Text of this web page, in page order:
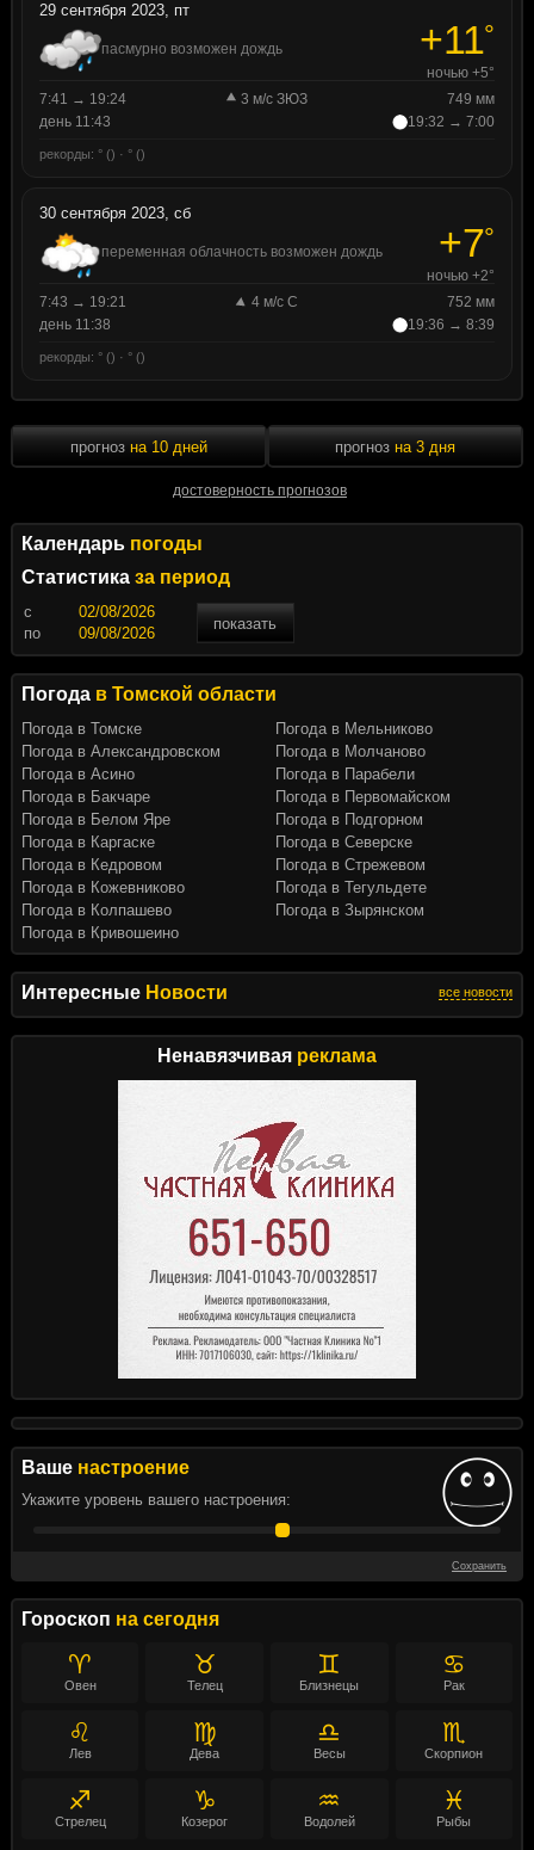
Интересные Новости все новости
Ненавязчивая реклама
Ваше настроение
Укажите уровень вашего настроения:
Сохранить
Гороскоп на сегодня
♈
Овен
♉
Телец
♊
Близнецы
♋
Рак
♌
Лев
♍
Дева
♎
Весы
♏
Скорпион
♐
Стрелец
♑
Козерог
♒
Водолей
♓
Рыбы
29 сентября 2023, пт
пасмурно возможен дождь +11°
ночью +5°
7:41 → 19:24
3 м/с ЗЮЗ
749 мм
день 11:43
19:32 → 7:00
рекорды: ° () · ° ()
30 сентября 2023, сб
переменная облачность возможен дождь +7°
ночью +2°
7:43 → 19:21
4 м/с С
752 мм
день 11:38
19:36 → 8:39
рекорды: ° () · ° ()
прогноз на 10 дней
достоверность прогнозов
прогноз на 3 дня
Календарь погоды
Статистика за период
c
показать
по
Погода в Томской области
Погода в Томске
Погода в Александровском
Погода в Асино
Погода в Бакчаре
Погода в Белом Яре
Погода в Каргаске
Погода в Кедровом
Погода в Кожевниково
Погода в Колпашево
Погода в Кривошеино
Погода в Мельниково
Погода в Молчаново
Погода в Парабели
Погода в Первомайском
Погода в Подгорном
Погода в Северске
Погода в Стрежевом
Погода в Тегульдете
Погода в Зырянском